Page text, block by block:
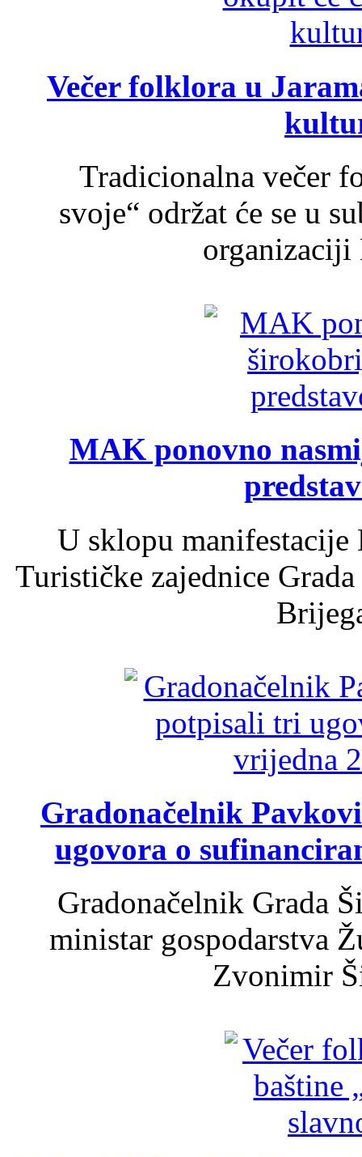
Večer folklora u
Tradicionalna večer
svoje“ održat će se u
organizaciji
MAK ponovno
U sklopu
Turističke zajednice
Gradonačelnik
ugovora o
Gradonačelnik Grada
ministar gospodarstva
Zvonimir